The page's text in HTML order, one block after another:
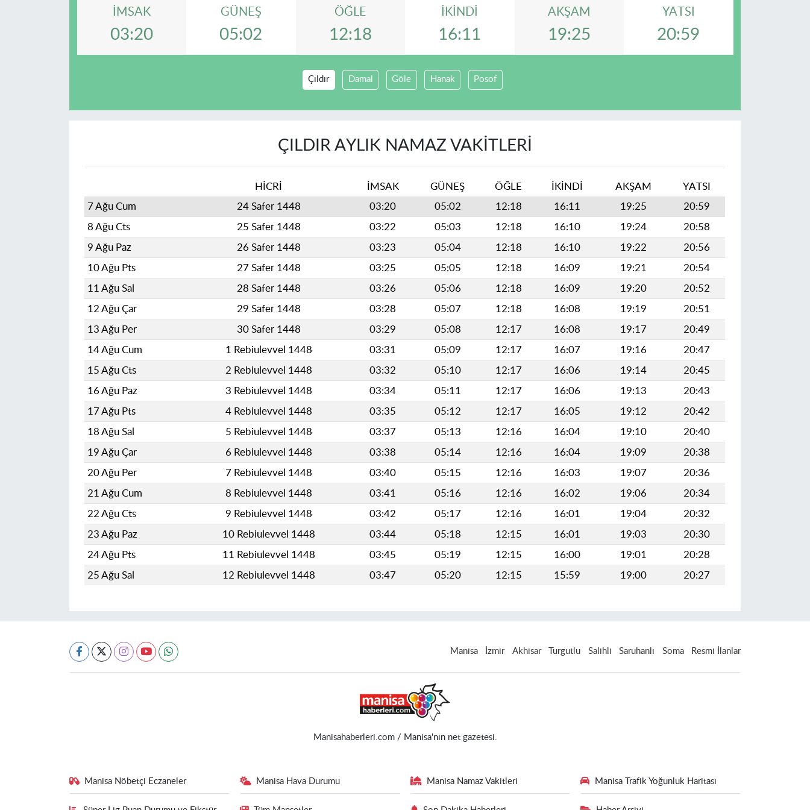
İMSAK
03:20
GÜNEŞ
05:02
ÖĞLE
12:18
İKINDI
16:11
AKŞAM
19:25
YATSI
20:59
Çıldır Damal Göle Hanak Posof
ÇILDIR AYLIK NAMAZ VAKITLERI
HİCRİ İMSAK GÜNEŞ ÖĞLE İKINDI AKŞAM
YATSI
7 Ağu Cum
24 Safer 1448 03:20 05:02 12:18 16:11 19:25
20:59
8 Ağu Cts
25 Safer 1448 03:22 05:03 12:18 16:10 19:24
20:58
9 Ağu Paz
26 Safer 1448 03:23 05:04 12:18 16:10 19:22
20:56
10 Ağu Pts
27 Safer 1448 03:25 05:05 12:18 16:09 19:21
20:54
11 Ağu Sal
28 Safer 1448 03:26 05:06 12:18 16:09 19:20
20:52
12 Ağu Çar
29 Safer 1448 03:28 05:07 12:18 16:08 19:19
20:51
13 Ağu Per
30 Safer 1448 03:29 05:08 12:17 16:08 19:17
20:49
14 Ağu Cum
1 Rebiulevvel 1448 03:31 05:09 12:17 16:07 19:16
20:47
15 Ağu Cts
2 Rebiulevvel 1448 03:32 05:10 12:17 16:06 19:14
20:45
16 Ağu Paz
3 Rebiulevvel 1448 03:34 05:11 12:17 16:06 19:13
20:43
17 Ağu Pts
4 Rebiulevvel 1448 03:35 05:12 12:17 16:05 19:12
20:42
18 Ağu Sal
5 Rebiulevvel 1448 03:37 05:13 12:16 16:04 19:10
20:40
19 Ağu Çar
6 Rebiulevvel 1448 03:38 05:14 12:16 16:04 19:09
20:38
20 Ağu Per
7 Rebiulevvel 1448 03:40 05:15 12:16 16:03 19:07
20:36
21 Ağu Cum
8 Rebiulevvel 1448 03:41 05:16 12:16 16:02 19:06
20:34
22 Ağu Cts
9 Rebiulevvel 1448 03:42 05:17 12:16 16:01 19:04
20:32
23 Ağu Paz
10 Rebiulevvel 1448 03:44 05:18 12:15 16:01 19:03
20:30
24 Ağu Pts
11 Rebiulevvel 1448 03:45 05:19 12:15 16:00 19:01
20:28
25 Ağu Sal
12 Rebiulevvel 1448 03:47 05:20 12:15 15:59 19:00 20:27
Manisa İzmir Akhisar Turgutlu Salihli Saruhanlı Soma Resmi İlanlar
Manisahaberleri.com / Manisa'nın net gazetesi.
Manisa Nöbetçi Eczaneler Manisa Hava Durumu Manisa Namaz Vakitleri Manisa Trafik Yoğunluk Haritası